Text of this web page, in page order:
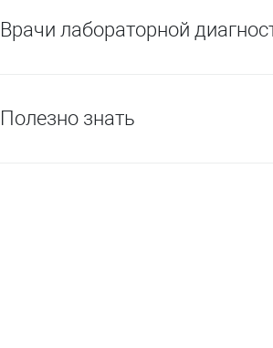
Врачи лабораторной
Полезно знать